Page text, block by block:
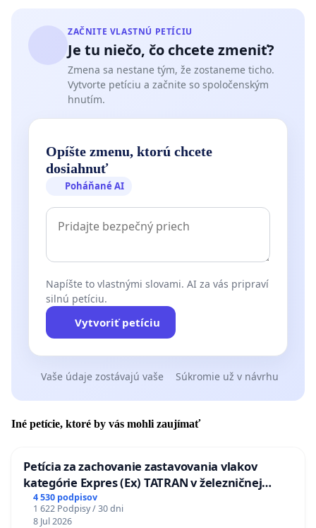
ZAČNITE VLASTNÚ PETÍCIU
Je tu niečo, čo chcete zmeniť?
Zmena sa nestane tým, že zostaneme ticho.
Vytvorte petíciu a začnite so spoločenským
hnutím.
Opíšte zmenu, ktorú chcete
dosiahnuť
Poháňané AI
Napíšte to vlastnými slovami. AI za vás pripraví
silnú petíciu.
Vytvoriť petíciu
Vaše údaje zostávajú vaše Súkromie už v návrhu
Iné petície, ktoré by vás mohli zaujímať
Petícia za zachovanie zastavovania vlakov
kategórie Expres (Ex) TATRAN v železničnej
stanici Púchov
4 530 podpisov
1 622 Podpisy / 30 dni
8 Jul 2026